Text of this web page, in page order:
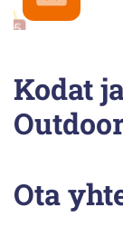
Kodat
Ota